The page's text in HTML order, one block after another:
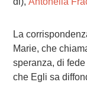
La
Marie, che
speranza, di
che Egli sa